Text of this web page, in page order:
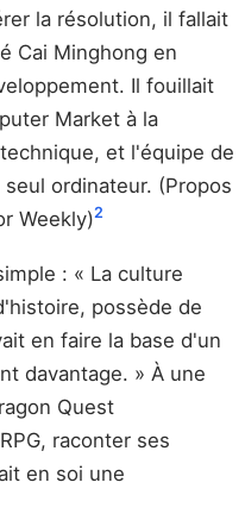
la résolution, il fallait
Cai Minghong en
Il fouillait
Market à la
et l'équipe de
ordinateur. (Propos
Weekly)2
: « La culture
possède de
en faire la base d'un
davantage. » À une
Quest
raconter ses
en soi une